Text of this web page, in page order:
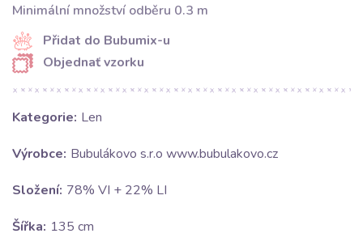
Minimální množství odběru 0.3 m
Přidat do Bubumix-u
Objednať vzorku
Kategorie: Len
Výrobce: Bubulákovo s.r.o www.bubulakovo.cz
Složení: 78% VI + 22% LI
Šířka: 135 cm